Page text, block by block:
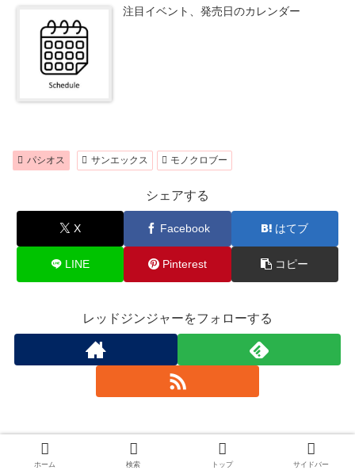
注目イベント、発売日のカレンダー
パシオス サンエックス モノクロブー
シェアする
X Facebook はてブ
LINE Pinterest コピー
レッドジンジャーをフォローする
スポンサーリンク
ホーム 検索 トップ サイドバー